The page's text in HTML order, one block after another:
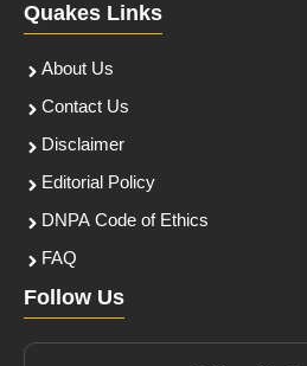
Quakes Links
About Us
Contact Us
Disclaimer
Editorial Policy
DNPA Code of Ethics
FAQ
Follow Us